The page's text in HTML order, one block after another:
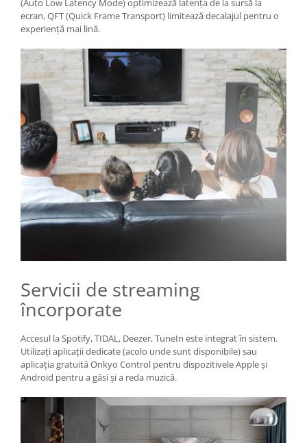
ecran, QFT (Quick Frame Transport) limitează decalajul pentru o
experiență mai lină.
Servicii de streaming
încorporate
Accesul la Spotify, TIDAL, Deezer, TuneIn este integrat în sistem.
Utilizați aplicații dedicate (acolo unde sunt disponibile) sau
aplicația gratuită Onkyo Control pentru dispozitivele Apple și
Android pentru a găsi și a reda muzică.